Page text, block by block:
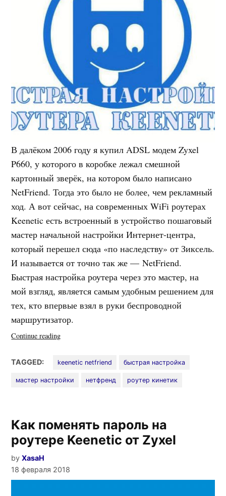
В далёком 2006 году я купил ADSL модем Zyxel
P660, у которого в коробке лежал смешной
картонный зверёк, на котором было написано
NetFriend. Тогда это было не более, чем рекламный
ход. А вот сейчас, на современных WiFi роутерах
Keenetic есть встроенный в устройство пошаговый
мастер начальной настройки Интернет-центра,
который перешел сюда «по наследству» от Зиксель.
И называется от точно так же — NetFriend.
Быстрая настройка роутера через это мастер, на
мой взгляд, является самым удобным решением для
тех, кто впервые взял в руки беспроводной
маршрутизатор.
Continue reading«NetFriend
быстрая
в
TAGGED: keenetic netfriend быстрая настройка
мастер настройки нетфренд роутер кинетик
Как поменять пароль на
роутере Keenetic от Zyxel
by XasaH
18 февраля 2018